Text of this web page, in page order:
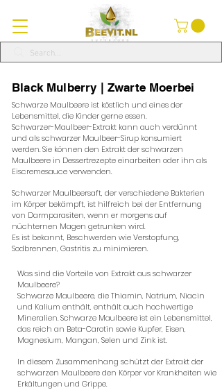
Black Mulberry | Zwarte Moerbei
Schwarze Maulbeere ist köstlich und eines der
Lebensmittel, die Kinder gerne essen.
Schwarzer-Maulbeer-Extrakt kann auch verdünnt
und als schwarzer Maulbeer-Sirup konsumiert
werden. Sie können den Extrakt der schwarzen
Maulbeere in Dessertrezepte einarbeiten oder ihn als
Eiscremesauce verwenden.
Schwarzer Maulbeersaft, der verschiedene Bakterien
im Körper bekämpft, ist hilfreich bei der Entfernung
von Darmparasiten, wenn er morgens auf
nüchternen Magen getrunken wird.
Es ist bekannt, Beschwerden wie Verstopfung,
Sodbrennen, Gastritis zu minimieren.
Was sind die Vorteile von Extrakt aus schwarzer
Maulbeere?
Schwarze Maulbeere, die Thiamin, Natrium, Niacin
und Kalium enthält, enthält auch hochwertige
Mineralien. Schwarze Maulbeere ist ein Lebensmittel,
das reich an Beta-Carotin sowie Kupfer, Eisen,
Magnesium, Mangan, Selen und Zink ist.
In diesem Zusammenhang schützt der Extrakt der
schwarzen Maulbeere den Körper vor Krankheiten wie
Erkältungen und Grippe.